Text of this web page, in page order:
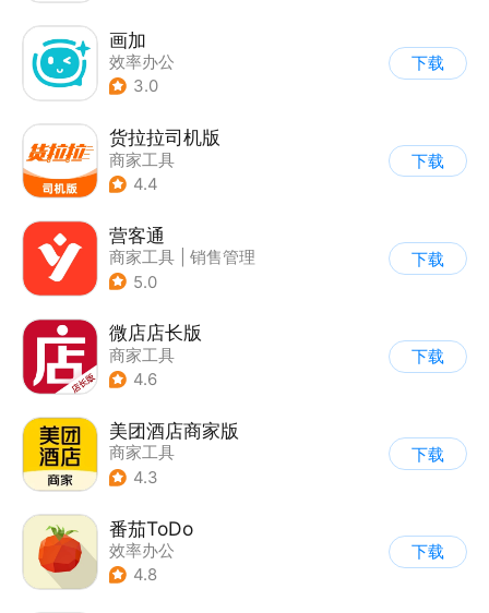
画加
效率办公
3.0
下载
货拉拉司机版
商家工具
4.4
下载
营客通
商家工具
销售管理
5.0
下载
微店店长版
商家工具
4.6
下载
美团酒店商家版
商家工具
4.3
下载
番茄ToDo
效率办公
4.8
下载